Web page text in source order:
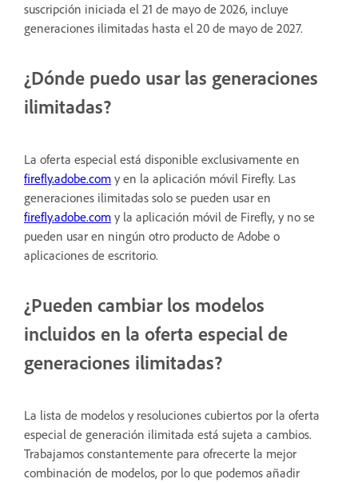
suscripción iniciada el 21 de mayo de 2026, incluye
generaciones ilimitadas hasta el 20 de mayo de 2027.
¿Dónde puedo usar las generaciones
ilimitadas?
La oferta especial está disponible exclusivamente en
firefly.adobe.com y en la aplicación móvil Firefly. Las
generaciones ilimitadas solo se pueden usar en
firefly.adobe.com y la aplicación móvil de Firefly, y no se
pueden usar en ningún otro producto de Adobe o
aplicaciones de escritorio.
¿Pueden cambiar los modelos
incluidos en la oferta especial de
generaciones ilimitadas?
La lista de modelos y resoluciones cubiertos por la oferta
especial de generación ilimitada está sujeta a cambios.
Trabajamos constantemente para ofrecerte la mejor
combinación de modelos, por lo que podemos añadir